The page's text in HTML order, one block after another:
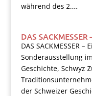
während des 2....
DAS
DAS SACKMESSER
Sonderausstellung
Geschichte, Schwyz
der Schweizer